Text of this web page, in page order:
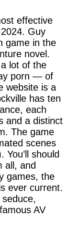
effective
Guy
game in the
novel.
lot of the
porn — of
website is a
has ten
each
and a distinct
The game
scenes
should
all, and
games, the
ever current.
AV